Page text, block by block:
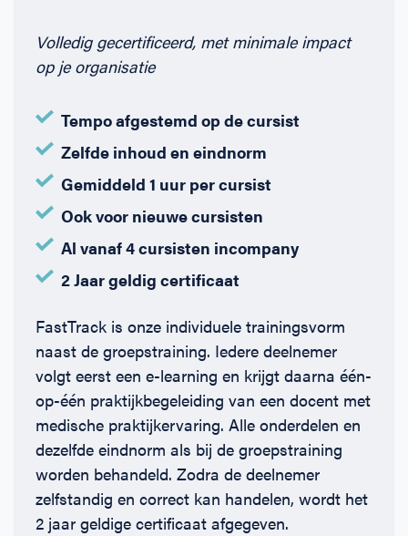
Volledig gecertificeerd, met minimale impact
op je organisatie
Tempo afgestemd op de cursist
Zelfde inhoud en eindnorm
Gemiddeld 1 uur per cursist
Ook voor nieuwe cursisten
Al vanaf 4 cursisten incompany
2 Jaar geldig certificaat
FastTrack is onze individuele trainingsvorm
naast de groepstraining. Iedere deelnemer
volgt eerst een e-learning en krijgt daarna één-
op-één praktijkbegeleiding van een docent met
medische praktijkervaring. Alle onderdelen en
dezelfde eindnorm als bij de groepstraining
worden behandeld. Zodra de deelnemer
zelfstandig en correct kan handelen, wordt het
2 jaar geldige certificaat afgegeven.